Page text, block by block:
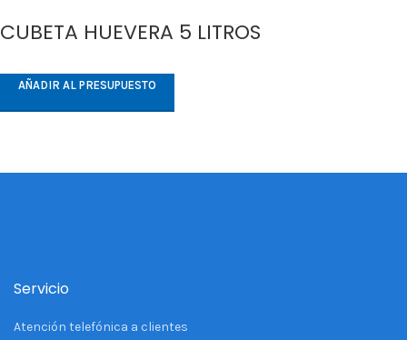
CUBETA HUEVERA 5 LITROS
AÑADIR AL PRESUPUESTO
Servicio
Atención telefónica a clientes